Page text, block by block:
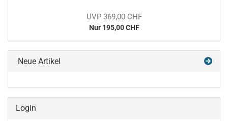
UVP 369,00 CHF
Nur 195,00 CHF
Neue Artikel
Login